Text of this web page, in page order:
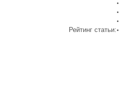
Рейтинг статьи: